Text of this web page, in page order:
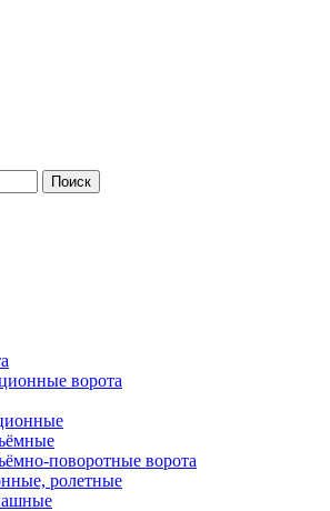
Поиск
поворотные ворота
ролетные